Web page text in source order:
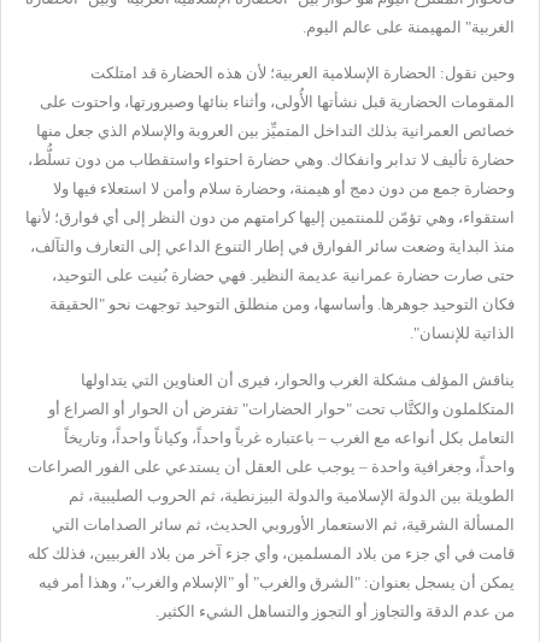
الغربية" المهيمنة على عالم اليوم.
وحين نقول: الحضارة الإسلامية العربية؛ لأن هذه الحضارة قد امتلكت
المقومات الحضارية قبل نشأتها الأُولى، وأثناء بنائها وصيرورتها، واحتوت على
خصائص العمرانية بذلك التداخل المتميِّز بين العروبة والإسلام الذي جعل منها
حضارة تأليف لا تدابر وانفكاك. وهي حضارة احتواء واستقطاب من دون تسلُّط،
وحضارة جمع من دون دمج أو هيمنة، وحضارة سلام وأمن لا استعلاء فيها ولا
استقواء، وهي تؤمّن للمنتمين إليها كرامتهم من دون النظر إلى أي فوارق؛ لأنها
منذ البداية وضعت سائر الفوارق في إطار التنوع الداعي إلى التعارف والتآلف،
حتى صارت حضارة عمرانية عديمة النظير. فهي حضارة بُنيت على التوحيد،
فكان التوحيد جوهرها. وأساسها، ومن منطلق التوحيد توجهت نحو "الحقيقة
الذاتية للإنسان".
يناقش المؤلف مشكلة الغرب والحوار، فيرى أن العناوين التي يتداولها
المتكلملون والكتَّاب تحت "حوار الحضارات" تفترض أن الحوار أو الصراع أو
التعامل بكل أنواعه مع الغرب – باعتباره غرباً واحداً، وكياناً واحداً، وتاريخاً
واحداً، وجغرافية واحدة – يوجب على العقل أن يستدعي على الفور الصراعات
الطويلة بين الدولة الإسلامية والدولة البيزنطية، ثم الحروب الصليبية، ثم
المسألة الشرقية، ثم الاستعمار الأوروبي الحديث، ثم سائر الصدامات التي
قامت في أي جزء من بلاد المسلمين، وأي جزء آخر من بلاد الغربيين، فذلك كله
يمكن أن يسجل بعنوان: "الشرق والغرب" أو "الإسلام والغرب"، وهذا أمر فيه
من عدم الدقة والتجاوز أو التجوز والتساهل الشيء الكثير.